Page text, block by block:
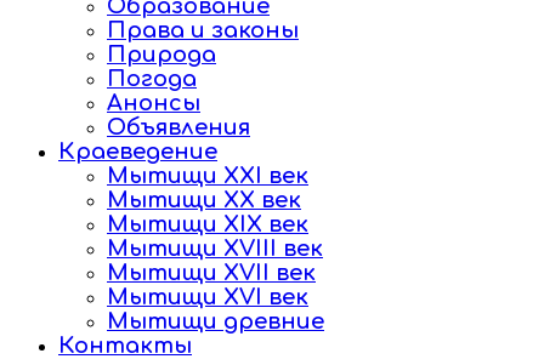
Образование
Права и законы
Природа
Погода
Анонсы
Объявления
Краеведение
Мытищи XXI век
Мытищи XX век
Мытищи XIX век
Мытищи XVIII век
Мытищи XVII век
Мытищи XVI век
Мытищи древние
Контакты